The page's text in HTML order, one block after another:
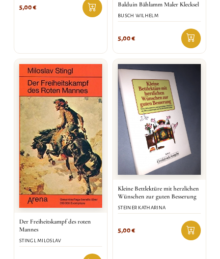
5,00€ Balduin Bählamm Maler Klecksel
BUSCH WILHELM
5,00€
Der Freiheitskampf des roten
Mannes
STINGL MILOSLAV
Kleine Bettlektüre mit herzlichen
Wünschen zur guten Besserung
STEINER KATHARINA
5,00€